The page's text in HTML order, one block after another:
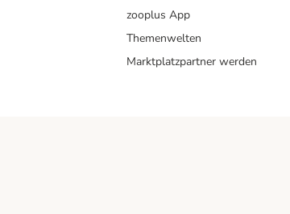
zooplus App
Themenwelten
Marktplatzpartner werden